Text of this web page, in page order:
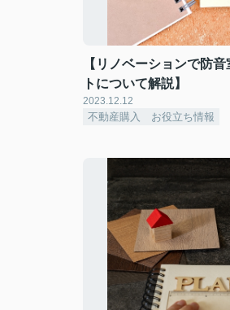
【リノベーションで防
トについて解説】
2023.12.12
不動産購入 お役立ち情報